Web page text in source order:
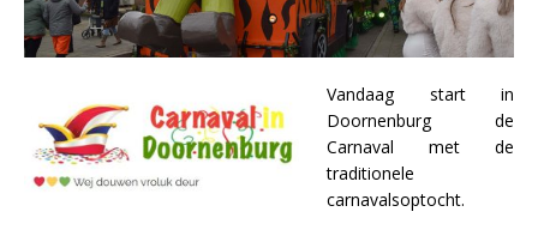
Vandaag start in
Doornenburg de
Carnaval met de
traditionele
carnavalsoptocht.